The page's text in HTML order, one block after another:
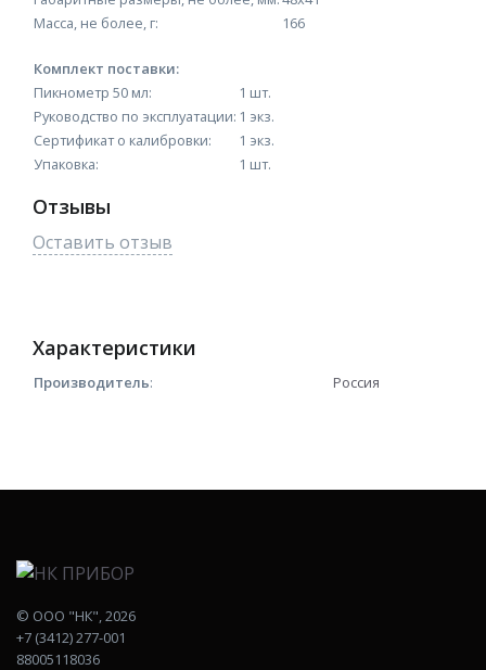
Масса, не более, г:
166
Комплект поставки:
Пикнометр 50 мл:
1 шт.
Руководство по эксплуатации: 1 экз.
Сертификат о калибровки:
1 экз.
Упаковка:
1 шт.
Отзывы
Оставить отзыв
Характеристики
Производитель: Россия
© ООО "НК", 2026
+7 (3412) 277-001
88005118036